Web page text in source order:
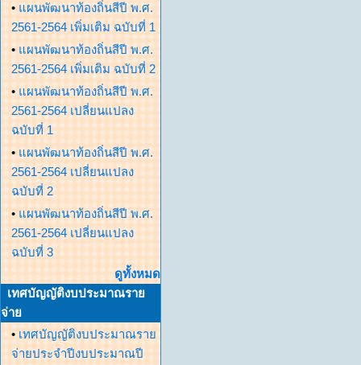
• แผนพัฒนาท้องถิ่นสีปี พ.ศ.
2561-2564 เพิ่มเติม ฉบับที่ 1
• แผนพัฒนาท้องถิ่นสีปี พ.ศ.
2561-2564 เพิ่มเติม ฉบับที่ 2
• แผนพัฒนาท้องถิ่นสีปี พ.ศ.
2561-2564 เปลี่ยนแปลง
ฉบับที่ 1
• แผนพัฒนาท้องถิ่นสีปี พ.ศ.
2561-2564 เปลี่ยนแปลง
ฉบับที่ 2
• แผนพัฒนาท้องถิ่นสีปี พ.ศ.
2561-2564 เปลี่ยนแปลง
ฉบับที่ 3
ดูทั้งหมด
เทศบัญญัติงบประมาณราย
จ่าย
• เทศบัญญัติงบประมาณราย
จ่ายประจำปีงบประมาณปี